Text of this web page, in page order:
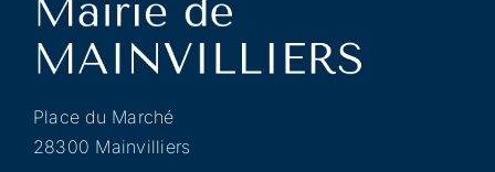
Place du Marché
28300 Mainvilliers